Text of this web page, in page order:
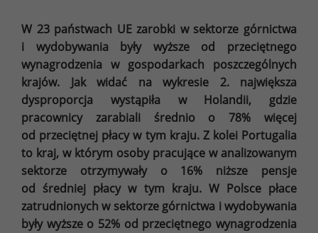
W 23 państwach UE zarobki w sektorze górnictwa
i wydobywania były wyższe od przeciętnego
wynagrodzenia w gospodarkach poszczególnych
krajów. Jak widać na wykresie 2. największa
dysproporcja wystąpiła w Holandii, gdzie
pracownicy zarabiali średnio o 78% więcej
od przeciętnej płacy w tym kraju. Z kolei Portugalia
to kraj, w którym osoby pracujące w analizowanym
sektorze otrzymywały o 16% niższe pensje
od średniej płacy w tym kraju. W Polsce płace
zatrudnionych w sektorze górnictwa i wydobywania
były wyższe o 52% od przeciętnego wynagrodzenia